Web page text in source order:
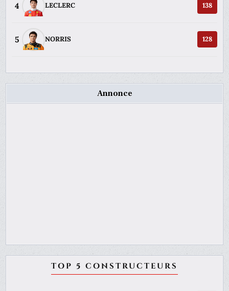
4 LECLERC 138
5 NORRIS 128
Annonce
TOP 5 CONSTRUCTEURS